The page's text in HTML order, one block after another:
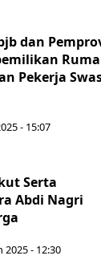
dan
Pekerja
- 15:07
Serta
Abdi Nagri
2025 - 12:30